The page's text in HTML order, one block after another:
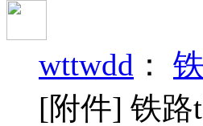
wttwdd ：
[附件] 铁路